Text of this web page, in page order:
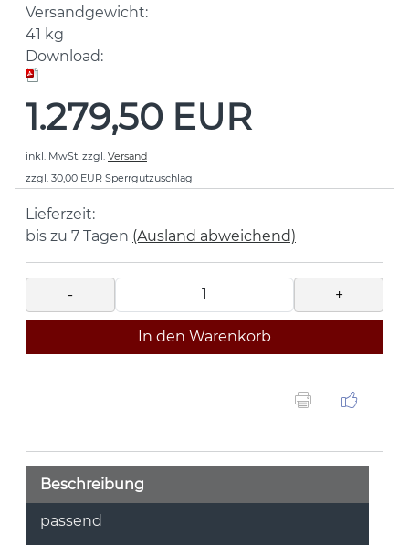
Versandgewicht:
41 kg
Download:
1.279,50 EUR
inkl. MwSt. zzgl. Versand
zzgl. 30,00 EUR Sperrgutzuschlag
Lieferzeit:
bis zu 7 Tagen (Ausland abweichend)
- +
In den Warenkorb
Beschreibung
passend